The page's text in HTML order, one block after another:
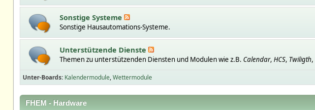
Sonstige Systeme
Sonstige Hausautomations-Systeme.
Unterstützende Dienste
Themen zu unterstützenden Diensten und Modulen wie z.B. Calendar, HCS, Twiligth,
Unter-Boards Kalendermodule Wettermodule
FHEM - Hardware